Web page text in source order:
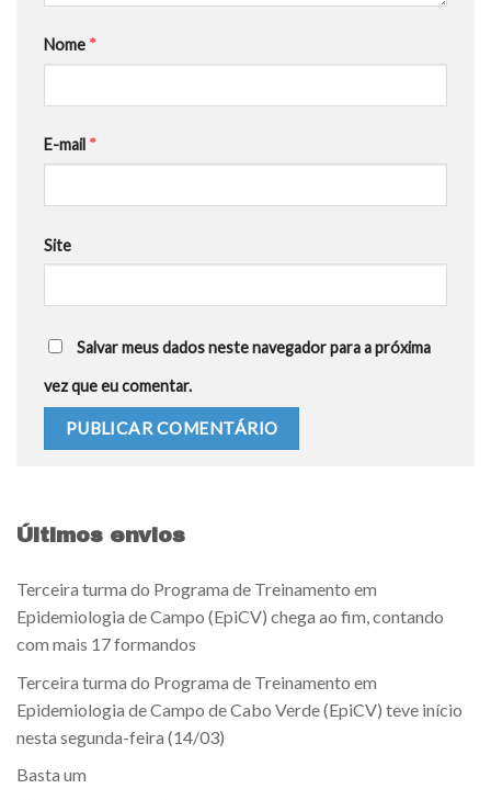
Nome *
E-mail *
Site
Salvar meus dados neste navegador para a próxima
vez que eu comentar.
Últimos envios
Terceira turma do Programa de Treinamento em
Epidemiologia de Campo (EpiCV) chega ao fim, contando
com mais 17 formandos
Terceira turma do Programa de Treinamento em
Epidemiologia de Campo de Cabo Verde (EpiCV) teve início
nesta segunda-feira (14/03)
Basta um